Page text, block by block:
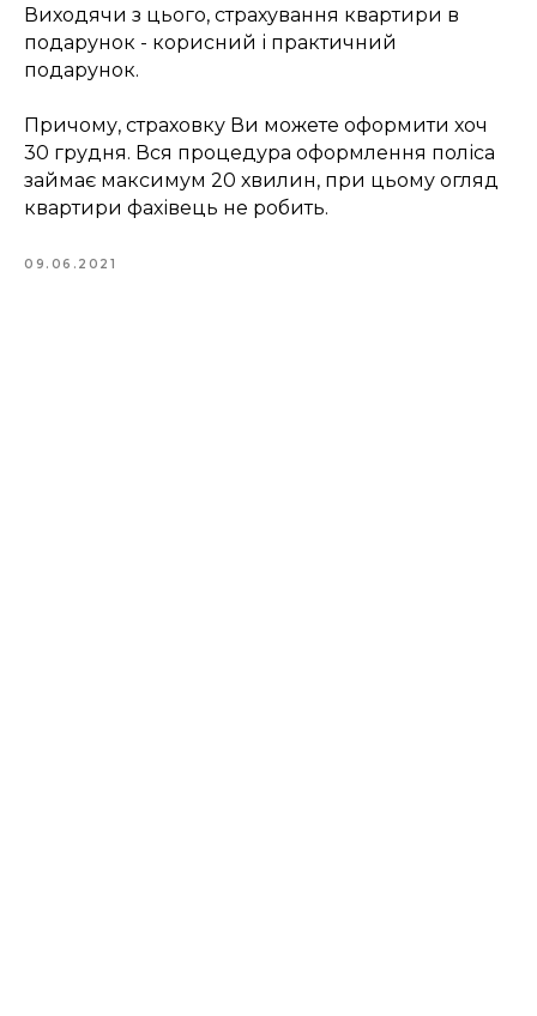
Виходячи з цього, страхування квартири в
подарунок - корисний і практичний
подарунок.
Причому, страховку Ви можете оформити хоч
30 грудня. Вся процедура оформлення поліса
займає максимум 20 хвилин, при цьому огляд
квартири фахівець не робить.
09.06.2021